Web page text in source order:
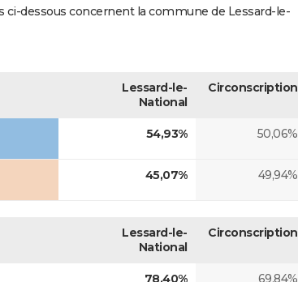
ci-dessous concernent la commune de Lessard-le-
Lessard-le-
National
Circonscription
54,93% 50,06%
45,07% 49,94%
Lessard-le-
National
Circonscription
78,40% 69,84%